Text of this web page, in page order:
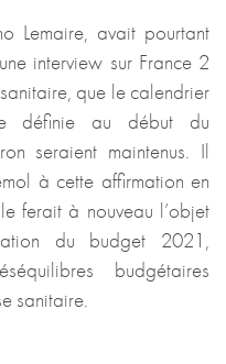
Lemaire, avait pourtant
interview sur France 2
que le calendrier
définie au début du
seraient maintenus. Il
à cette affirmation en
ferait à nouveau l’objet
du budget 2021,
budgétaires
sanitaire.